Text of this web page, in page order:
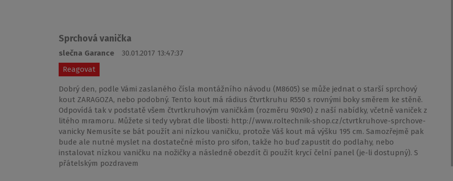
Sprchová vanička
slečna Garance
30.01.2017 13:47:37
Reagovat
Dobrý den, podle Vámi zaslaného čísla montážního návodu (M8605) se může jednat o starší sprchový
kout ZARAGOZA, nebo podobný. Tento kout má rádius čtvrtkruhu R550 s rovnými boky směrem ke stěně.
Odpovídá tak v podstatě všem čtvrtkruhovým vaničkám (rozměru 90x90) z naší nabídky, včetně vaniček z
litého mramoru. Můžete si tedy vybrat dle libosti: http://www.roltechnik-shop.cz/ctvrtkruhove-sprchove-
vanicky Nemusíte se bát použít ani nízkou vaničku, protože Váš kout má výšku 195 cm. Samozřejmě pak
bude ale nutné myslet na dostatečné místo pro sifon, takže ho buď zapustit do podlahy, nebo
instalovat nízkou vaničku na nožičky a následně obezdít či použít krycí čelní panel (je-li dostupný). S
přátelským pozdravem